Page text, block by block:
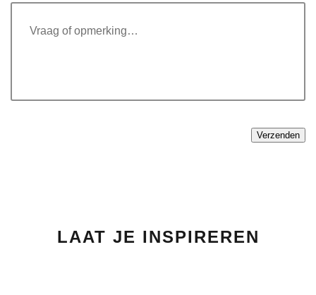
LAAT JE INSPIREREN